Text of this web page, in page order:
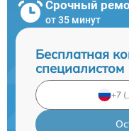
Срочный
от 35 минут
Бесплатная
специалистом